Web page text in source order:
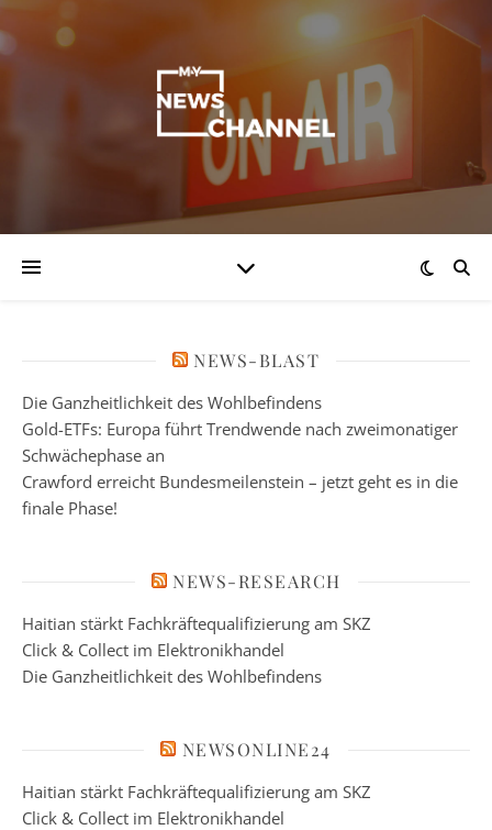
NEWS-BLAST
Die Ganzheitlichkeit des Wohlbefindens
Gold-ETFs: Europa führt Trendwende nach zweimonatiger
Schwächephase an
Crawford erreicht Bundesmeilenstein – jetzt geht es in die
finale Phase!
NEWS-RESEARCH
Haitian stärkt Fachkräftequalifizierung am SKZ
Click & Collect im Elektronikhandel
Die Ganzheitlichkeit des Wohlbefindens
NEWSONLINE24
Haitian stärkt Fachkräftequalifizierung am SKZ
Click & Collect im Elektronikhandel